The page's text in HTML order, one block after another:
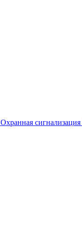
Охранная сигнализация